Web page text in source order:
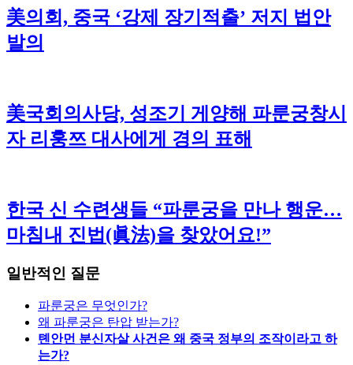
美의회, 중국 ‘강제 장기적출’ 저지 법안
발의
美국회의사당, 성조기 게양해 파룬궁창시
자 리훙쯔 대사에게 경의 표해
한국 신 수련생들 “파룬궁을 만나 행운…
마침내 진법(眞法)을 찾았어요!”
일반적인 질문
파룬궁은 무엇인가?
왜 파룬궁은 탄압 받는가?
톈안먼 분신자살 사건은 왜 중국 정부의 조작이라고 하
는가?